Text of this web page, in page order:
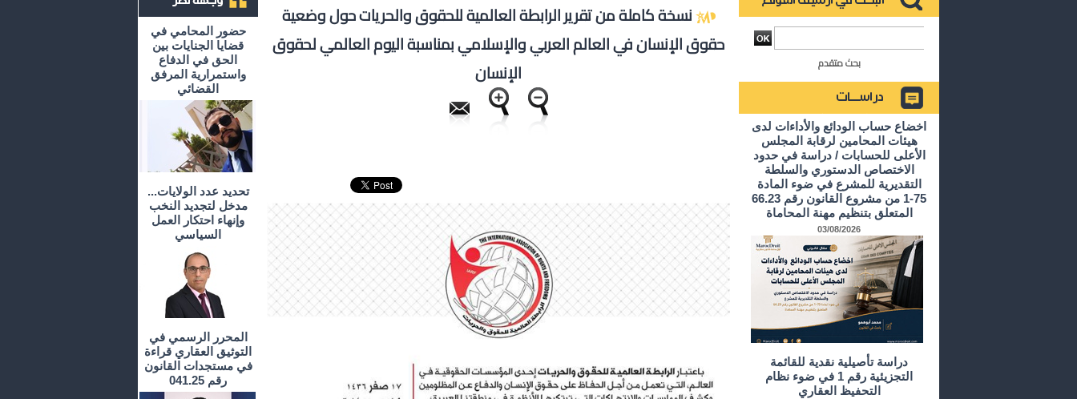
حضور المحامي في
قضايا الجنايات بين
الحق في الدفاع
واستمرارية المرفق
القضائي
تحديد عدد الولايات...
مدخل لتجديد النخب
وإنهاء احتكار العمل
السياسي
المحرر الرسمي في
التوثيق العقاري قراءة
في مستجدات القانون
رقم 041.25
نسخة كاملة من تقرير الرابطة العالمية للحقوق والحريات حول وضعية
حقوق اﻹنسان في العالم العربي واﻹسلامي بمناسبة اليوم العالمي لحقوق
اﻹنسان
بحث متقدم
اخضاع حساب الودائع والأداءات لدى
هيئات المحامين لرقابة المجلس
الأعلى للحسابات / دراسة في حدود
الاختصاص الدستوري والسلطة
التقديرية للمشرع في ضوء المادة
75-1 من مشروع القانون رقم 66.23
المتعلق بتنظيم مهنة المحاماة
03/08/2026
دراسة تأصيلية نقدية للقائمة
التجزيئية رقم 1 في ضوء نظام
التحفيظ العقاري